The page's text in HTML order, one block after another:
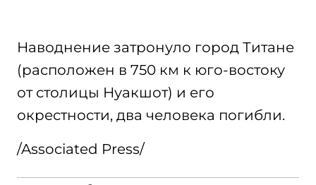
Наводнение затронуло город Титане
(расположен в 750 км к юго-востоку
от столицы Нуакшот) и его
окрестности, два человека погибли.
/Associated Press/